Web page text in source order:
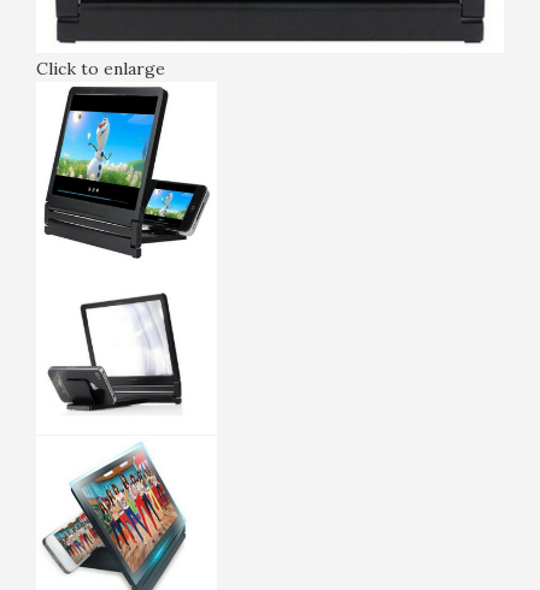
Click to enlarge